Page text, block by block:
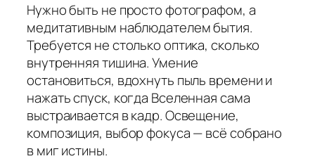
Нужно быть не просто фотографом, а
медитативным наблюдателем бытия.
Требуется не столько оптика, сколько
внутренняя тишина. Умение
остановиться, вдохнуть пыль времени и
нажать спуск, когда Вселенная сама
выстраивается в кадр. Освещение,
композиция, выбор фокуса — всё собрано
в миг истины.